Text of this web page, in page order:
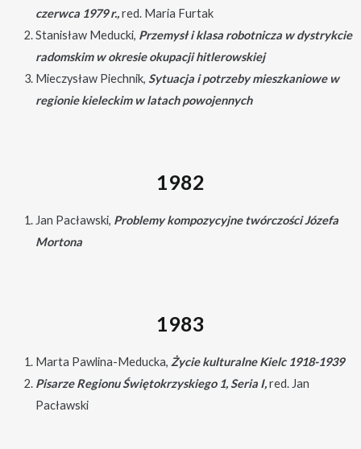
czerwca 1979 r.,red. Maria Furtak
Stanisław Meducki, Przemysł i klasa robotnicza w dystrykcie
radomskim w okresie okupacji hitlerowskiej
Mieczysław Piechnik, Sytuacja i potrzeby mieszkaniowe w
regionie kieleckim w latach powojennych
1982
Jan Pacławski, Problemy kompozycyjne twórczości Józefa
Mortona
1983
Marta Pawlina-Meducka, Życie kulturalne Kielc 1918-1939
Pisarze Regionu Świętokrzyskiego 1, Seria I,red. Jan
Pacławski